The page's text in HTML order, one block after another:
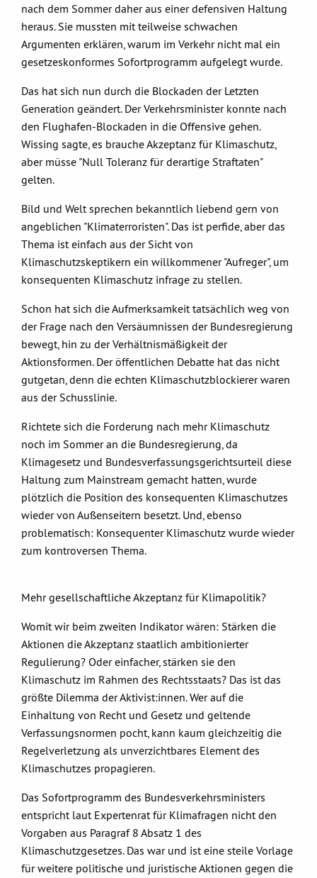
nach dem Sommer daher aus einer defensiven Haltung
heraus. Sie mussten mit teilweise schwachen
Argumenten erklären, warum im Verkehr nicht mal ein
gesetzeskonformes Sofortprogramm aufgelegt wurde.
Das hat sich nun durch die Blockaden der Letzten
Generation geändert. Der Verkehrsminister konnte nach
den Flughafen-Blockaden in die Offensive gehen.
Wissing sagte, es brauche Akzeptanz für Klimaschutz,
aber müsse "Null Toleranz für derartige Straftaten"
gelten.
Bild und Welt sprechen bekanntlich liebend gern von
angeblichen "Klimaterroristen". Das ist perfide, aber das
Thema ist einfach aus der Sicht von
Klimaschutzskeptikern ein willkommener "Aufreger", um
konsequenten Klimaschutz infrage zu stellen.
Schon hat sich die Aufmerksamkeit tatsächlich weg von
der Frage nach den Versäumnissen der Bundesregierung
bewegt, hin zu der Verhältnismäßigkeit der
Aktionsformen. Der öffentlichen Debatte hat das nicht
gutgetan, denn die echten Klimaschutzblockierer waren
aus der Schusslinie.
Richtete sich die Forderung nach mehr Klimaschutz
noch im Sommer an die Bundesregierung, da
Klimagesetz und Bundesverfassungsgerichtsurteil diese
Haltung zum Mainstream gemacht hatten, wurde
plötzlich die Position des konsequenten Klimaschutzes
wieder von Außenseitern besetzt. Und, ebenso
problematisch: Konsequenter Klimaschutz wurde wieder
zum kontroversen Thema.
Mehr gesellschaftliche Akzeptanz für Klimapolitik?
Womit wir beim zweiten Indikator wären: Stärken die
Aktionen die Akzeptanz staatlich ambitionierter
Regulierung? Oder einfacher, stärken sie den
Klimaschutz im Rahmen des Rechtsstaats? Das ist das
größte Dilemma der Aktivist:innen. Wer auf die
Einhaltung von Recht und Gesetz und geltende
Verfassungsnormen pocht, kann kaum gleichzeitig die
Regelverletzung als unverzichtbares Element des
Klimaschutzes propagieren.
Das Sofortprogramm des Bundesverkehrsministers
entspricht laut Expertenrat für Klimafragen nicht den
Vorgaben aus Paragraf 8 Absatz 1 des
Klimaschutzgesetzes. Das war und ist eine steile Vorlage
für weitere politische und juristische Aktionen gegen die